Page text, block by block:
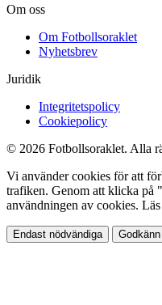
Om oss
Om Fotbollsoraklet
Nyhetsbrev
Juridik
Integritetspolicy
Cookiepolicy
© 2026 Fotbollsoraklet. Alla
Vi använder cookies för att
trafiken. Genom att klicka på
användningen av cookies.
Endast nödvändiga